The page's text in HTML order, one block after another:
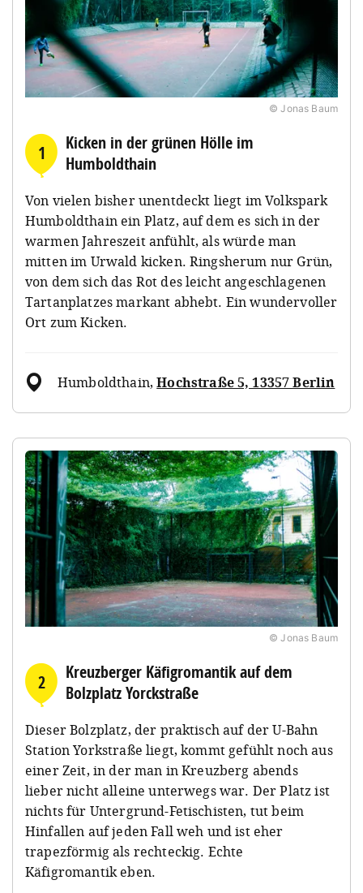
© Jonas Baum
1
Kicken in der grünen Hölle im
Humboldthain
Von vielen bisher unentdeckt liegt im Volkspark
Humboldthain ein Platz, auf dem es sich in der
warmen Jahreszeit anfühlt, als würde man
mitten im Urwald kicken. Ringsherum nur Grün,
von dem sich das Rot des leicht angeschlagenen
Tartanplatzes markant abhebt. Ein wundervoller
Ort zum Kicken.
Humboldthain,Hochstraße 5, 13357 Berlin
© Jonas Baum
2
Kreuzberger Käfigromantik auf dem
Bolzplatz Yorckstraße
Dieser Bolzplatz, der praktisch auf der U-Bahn
Station Yorkstraße liegt, kommt gefühlt noch aus
einer Zeit, in der man in Kreuzberg abends
lieber nicht alleine unterwegs war. Der Platz ist
nichts für Untergrund-Fetischisten, tut beim
Hinfallen auf jeden Fall weh und ist eher
trapezförmig als rechteckig. Echte
Käfigromantik eben.